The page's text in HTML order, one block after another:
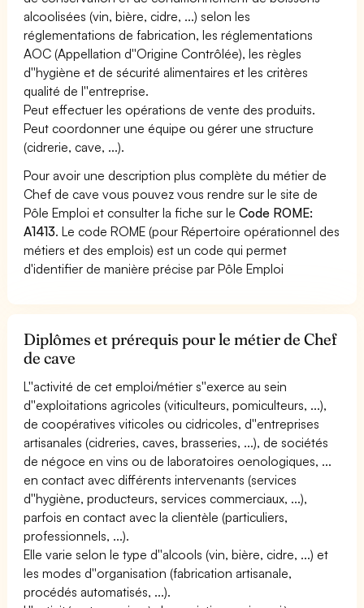
alcoolisées (vin, bière, cidre, ...) selon les
réglementations de fabrication, les réglementations
AOC (Appellation d''Origine Contrôlée), les règles
d''hygiène et de sécurité alimentaires et les critères
qualité de l''entreprise.
Peut effectuer les opérations de vente des produits.
Peut coordonner une équipe ou gérer une structure
(cidrerie, cave, ...).
Pour avoir une description plus complète du métier de
Chef de cave vous pouvez vous rendre sur le site de
Pôle Emploi et consulter la fiche sur leCode ROME:
A1413. Le code ROME (pour Répertoire opérationnel des
métiers et des emplois) est un code qui permet
d'identifier de manière précise par Pôle Emploi
Diplômes et prérequis pour le métier de Chef
de cave
L''activité de cet emploi/métier s''exerce au sein
d''exploitations agricoles (viticulteurs, pomiculteurs, ...),
de coopératives viticoles ou cidricoles, d''entreprises
artisanales (cidreries, caves, brasseries, ...), de sociétés
de négoce en vins ou de laboratoires oenologiques, ...
en contact avec différents intervenants (services
d''hygiène, producteurs, services commerciaux, ...),
parfois en contact avec la clientèle (particuliers,
professionnels, ...).
Elle varie selon le type d''alcools (vin, bière, cidre, ...) et
les modes d''organisation (fabrication artisanale,
procédés automatisés, ...).